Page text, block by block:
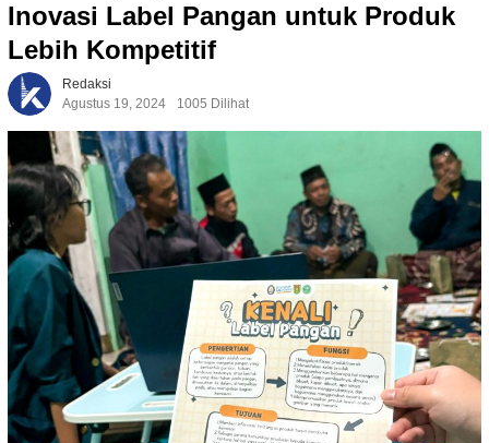
Inovasi Label Pangan untuk Produk
Lebih Kompetitif
Redaksi
Agustus 19, 2024
1005 Dilihat